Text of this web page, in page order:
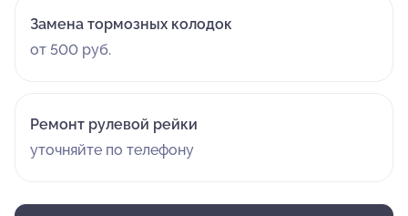
Замена тормозных колодок
от 500 руб.
Ремонт рулевой рейки
уточняйте по телефону